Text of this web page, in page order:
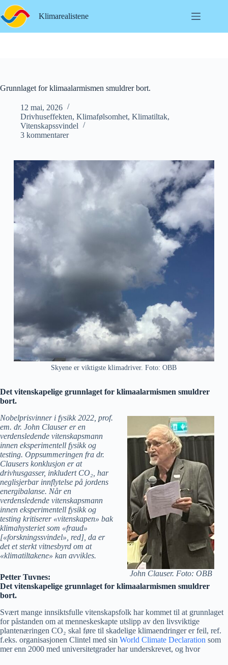
Hopp
til
innholdet
Klimarealistene
Grunnlaget for klimaalarmismen smuldrer bort.
12 mai, 2026
Drivhuseffekten, Klimafølsomhet, Klimatiltak,
Vitenskapssvindel
3 kommentarer
Skyene er viktigste klimadriver. Foto: OBB
Det vitenskapelige grunnlaget for klimaalarmismen smuldrer
bort.
John Clauser. Foto: OBB
Nobelprisvinner i fysikk 2022, prof.
em. dr. John Clauser er en
verdensledende vitenskapsmann
innen eksperimentell fysikk og
testing. Oppsummeringen fra dr.
Clausers konklusjon er at
drivhusgasser, inkludert CO₂, har
neglisjerbar innflytelse på jordens
energibalanse. Når en
verdensledende vitenskapsmann
innen eksperimentell fysikk og
testing kritiserer «vitenskapen» bak
klimahysteriet som «fraud»
[«forskningssvindel», red], da er
det et sterkt vitnesbyrd om at
«klimatiltakene» kan avvikles.
Petter Tuvnes:
Det vitenskapelige grunnlaget for klimaalarmismen smuldrer
bort.
Svært mange innsiktsfulle vitenskapsfolk har kommet til at grunnlaget
for påstanden om at menneskeskapte utslipp av den livsviktige
plantenæringen CO₂ skal føre til skadelige klimaendringer er feil, ref.
f.eks. organisasjonen Clintel med sin World Climate Declaration som
mer enn 2000 med universitetgrader har underskrevet, og hvor